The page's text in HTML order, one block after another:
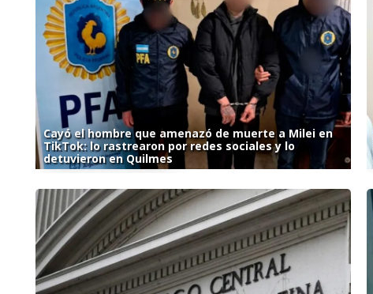
Cayó el hombre que amenazó de muerte a Milei en
TikTok: lo rastrearon por redes sociales y lo
detuvieron en Quilmes